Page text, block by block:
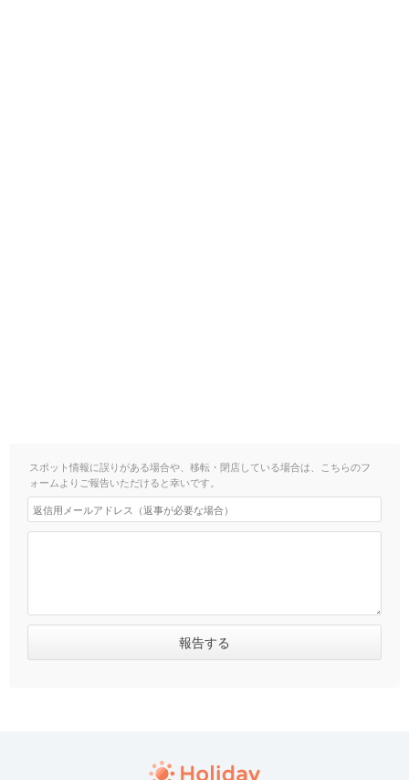
スポット情報に誤りがある場合や、移転・閉店している場合は、こちらのフ
ォームよりご報告いただけると幸いです。